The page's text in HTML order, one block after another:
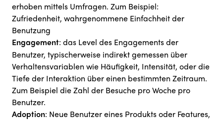
erhoben mittels Umfragen. Zum Beispiel:
Zufriedenheit, wahrgenommene Einfachheit der
Benutzung
Engagement: das Level des Engagements der
Benutzer, typischerweise indirekt gemessen über
Verhaltensvariablen wie Häufigkeit, Intensität, oder die
Tiefe der Interaktion über einen bestimmten Zeitraum.
Zum Beispiel die Zahl der Besuche pro Woche pro
Benutzer.
Adoption: Neue Benutzer eines Produkts oder Features,